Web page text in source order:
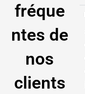
fréque
ntes de
nos
clients